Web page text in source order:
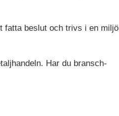
fatta beslut och trivs i en miljö
Har du bransch-